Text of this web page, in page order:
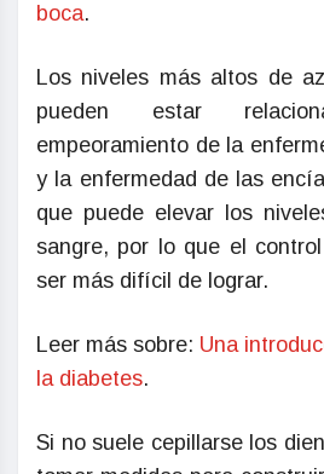
boca.
Los niveles más altos de
pueden estar
empeoramiento de la
y la enfermedad de las
que puede elevar los
sangre, por lo que el
ser más difícil de lograr.
Leer más sobre: Una
la diabetes.
Si no suele cepillarse los